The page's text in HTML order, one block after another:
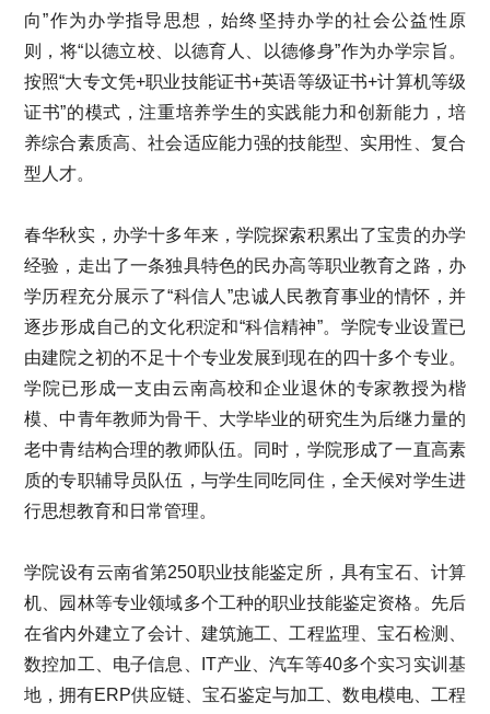
向”作为办学指导思想，始终坚持办学的社会公益性原
则，将“以德立校、以德育人、以德修身”作为办学宗旨。
按照“大专文凭+职业技能证书+英语等级证书+计算机等级
证书”的模式，注重培养学生的实践能力和创新能力，培
养综合素质高、社会适应能力强的技能型、实用性、复合
型人才。
春华秋实，办学十多年来，学院探索积累出了宝贵的办学
经验，走出了一条独具特色的民办高等职业教育之路，办
学历程充分展示了“科信人”忠诚人民教育事业的情怀，并
逐步形成自己的文化积淀和“科信精神”。学院专业设置已
由建院之初的不足十个专业发展到现在的四十多个专业。
学院已形成一支由云南高校和企业退休的专家教授为楷
模、中青年教师为骨干、大学毕业的研究生为后继力量的
老中青结构合理的教师队伍。同时，学院形成了一直高素
质的专职辅导员队伍，与学生同吃同住，全天候对学生进
行思想教育和日常管理。
学院设有云南省第250职业技能鉴定所，具有宝石、计算
机、园林等专业领域多个工种的职业技能鉴定资格。先后
在省内外建立了会计、建筑施工、工程监理、宝石检测、
数控加工、电子信息、IT产业、汽车等40多个实习实训基
地，拥有ERP供应链、宝石鉴定与加工、数电模电、工程